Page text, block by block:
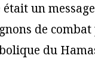
un
de
du